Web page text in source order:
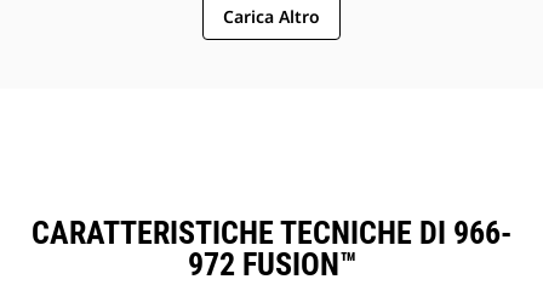
Carica Altro
CARATTERISTICHE TECNICHE DI 966-
972 FUSION™